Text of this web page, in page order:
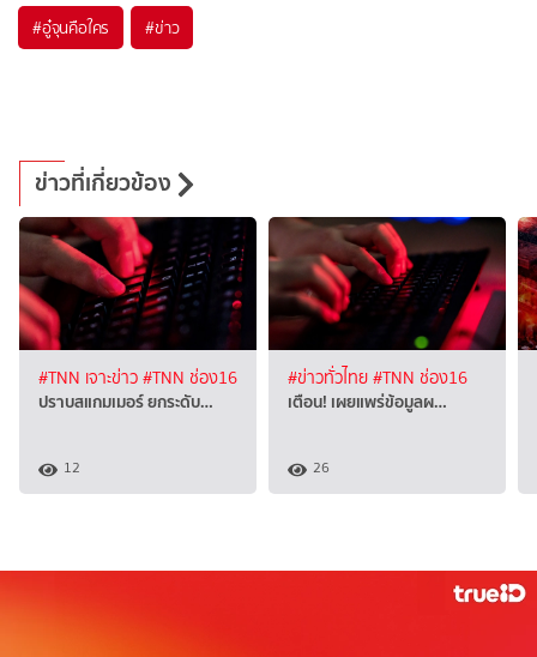
#อู๋จุนคือใคร #ข่าว
ข่าวที่เกี่ยวข้อง
#TNN เจาะข่าว#TNN ช่อง16
ปราบสแกมเมอร์ ยกระดับ…
12
#ข่าวทั่วไทย#TNN ช่อง16
เตือน! เผยแพร่ข้อมูลผ…
26